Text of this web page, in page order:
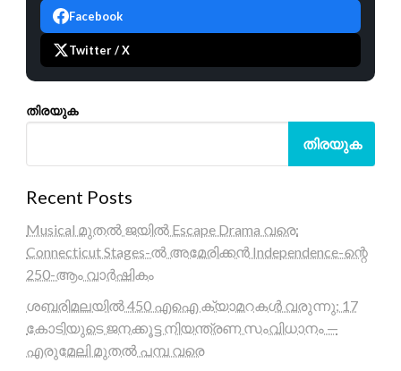
Facebook
Twitter / X
തിരയുക
തിരയുക
Recent Posts
Musical മുതൽ ജയിൽ Escape Drama വരെ:
Connecticut Stages-ൽ അമേരിക്കൻ Independence-ന്റെ
250-ആം വാർഷികം
ശബരിമലയിൽ 450 എഐ ക്യാമറകൾ വരുന്നു; 17
കോടിയുടെ ജനക്കൂട്ട നിയന്ത്രണ സംവിധാനം —
എരുമേലി മുതൽ പമ്പ വരെ